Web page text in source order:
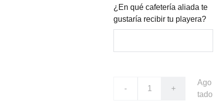
¿En qué cafetería aliada te
gustaría recibir tu playera?
- +
Ago
tado